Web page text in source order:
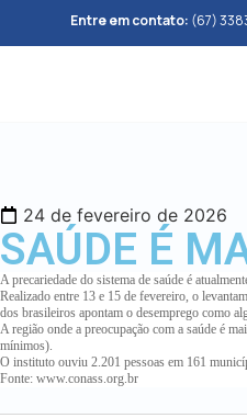
Entre em contato: (67)
24 de fevereiro de 2026
SAÚDE É
A precariedade do sistema de saúde é
Realizado entre 13 e 15 de fevereiro, o
dos brasileiros apontam o desemprego como
A região onde a preocupação com a saúde é
mínimos).
O instituto ouviu 2.201 pessoas em 161
Fonte: www.conass.org.br